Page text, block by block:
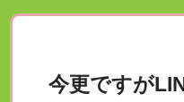
今更ですが